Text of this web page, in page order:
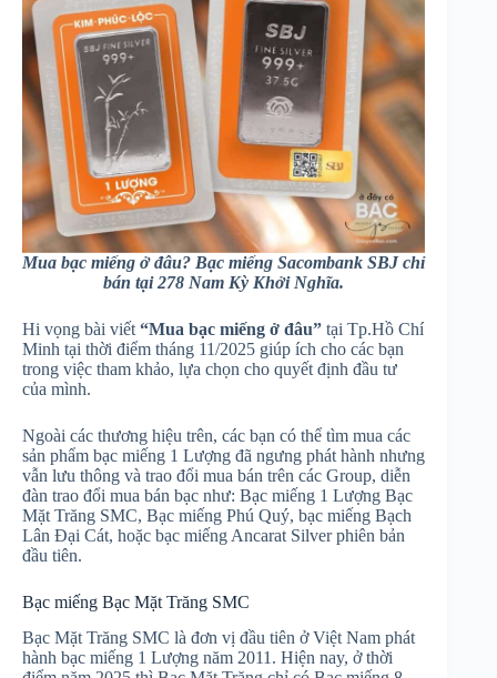
Mua bạc miếng ở đâu? Bạc miếng Sacombank SBJ chỉ
bán tại 278 Nam Kỳ Khởi Nghĩa.
Hi vọng bài viết “Mua bạc miếng ở đâu” tại Tp.Hồ Chí
Minh tại thời điểm tháng 11/2025 giúp ích cho các bạn
trong việc tham khảo, lựa chọn cho quyết định đầu tư
của mình.
Ngoài các thương hiệu trên, các bạn có thể tìm mua các
sản phẩm bạc miếng 1 Lượng đã ngưng phát hành nhưng
vẫn lưu thông và trao đổi mua bán trên các Group, diễn
đàn trao đổi mua bán bạc như: Bạc miếng 1 Lượng Bạc
Mặt Trăng SMC, Bạc miếng Phú Quý, bạc miếng Bạch
Lân Đại Cát, hoặc bạc miếng Ancarat Silver phiên bản
đầu tiên.
Bạc miếng Bạc Mặt Trăng SMC
Bạc Mặt Trăng SMC là đơn vị đầu tiên ở Việt Nam phát
hành bạc miếng 1 Lượng năm 2011. Hiện nay, ở thời